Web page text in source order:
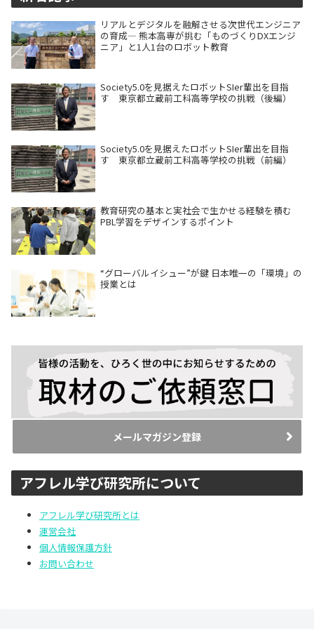
リアルとデジタルを融解させる次世代エンジニア
の育成― 熊本高専が挑む「ものづくりDXエンジ
ニア」と1人1台のロボット教育
Society5.0を見据えたロボットSIer輩出を目指
す 東京都立蔵前工科高等学校の挑戦（後編）
Society5.0を見据えたロボットSIer輩出を目指
す 東京都立蔵前工科高等学校の挑戦（前編）
教育研究の基本と実社会で生かせる経験を積む
PBL学習をデザインするポイント
“グローバルイシュー”が鍵 日本唯一の「環境」の
授業とは
メールマガジン登録
アフレル学び研究所について
アフレル学び研究所とは
運営会社
個人情報保護方針
お問い合わせ